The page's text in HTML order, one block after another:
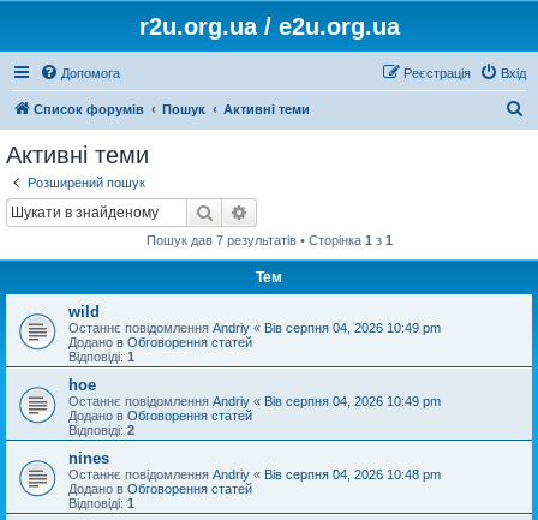
r2u.org.ua / e2u.org.ua
Допомога Вхід
Реєстрація
Список форумів Пошук Активні теми
Активні теми
Розширений пошук
Пошук
Пошук дав 7 результатів • Сторінка 1 з 1
Тем
wild
Останнє повідомлення Andriy « Вів серпня 04, 2026 10:49 pm
Додано в Обговорення статей
Відповіді: 1
hoe
Останнє повідомлення Andriy « Вів серпня 04, 2026 10:49 pm
Додано в Обговорення статей
Відповіді: 2
nines
Останнє повідомлення Andriy « Вів серпня 04, 2026 10:48 pm
Додано в Обговорення статей
Відповіді: 1